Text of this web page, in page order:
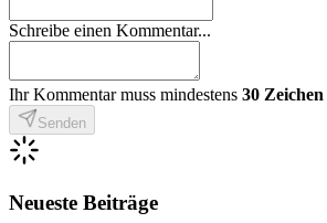
Schreibe einen Kommentar...
Ihr Kommentar muss mindestens 30 Zeichen
Senden
Neueste Beiträge